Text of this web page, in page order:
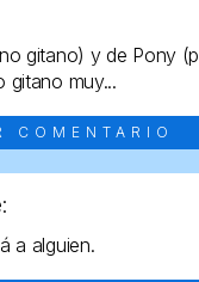
gitano) y de Pony
gitano muy...
COMENTARIO
a alguien.